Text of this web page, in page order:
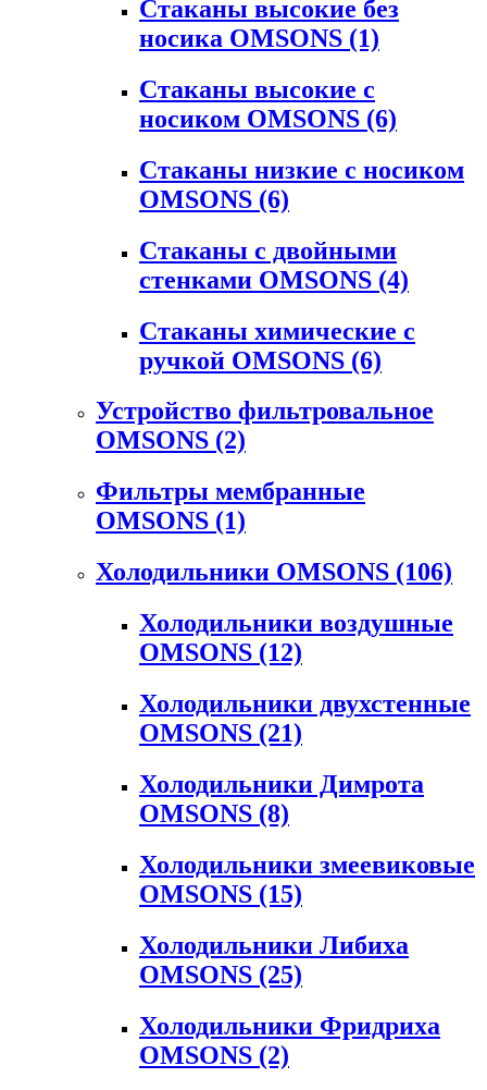
Стаканы высокие без
носика OMSONS (1)
Стаканы высокие с
носиком OMSONS (6)
Стаканы низкие с носиком
OMSONS (6)
Стаканы с двойными
стенками OMSONS (4)
Стаканы химические с
ручкой OMSONS (6)
Устройство фильтровальное
OMSONS (2)
Фильтры мембранные
OMSONS (1)
Холодильники OMSONS (106)
Холодильники воздушные
OMSONS (12)
Холодильники двухстенные
OMSONS (21)
Холодильники Димрота
OMSONS (8)
Холодильники змеевиковые
OMSONS (15)
Холодильники Либиха
OMSONS (25)
Холодильники Фридриха
OMSONS (2)